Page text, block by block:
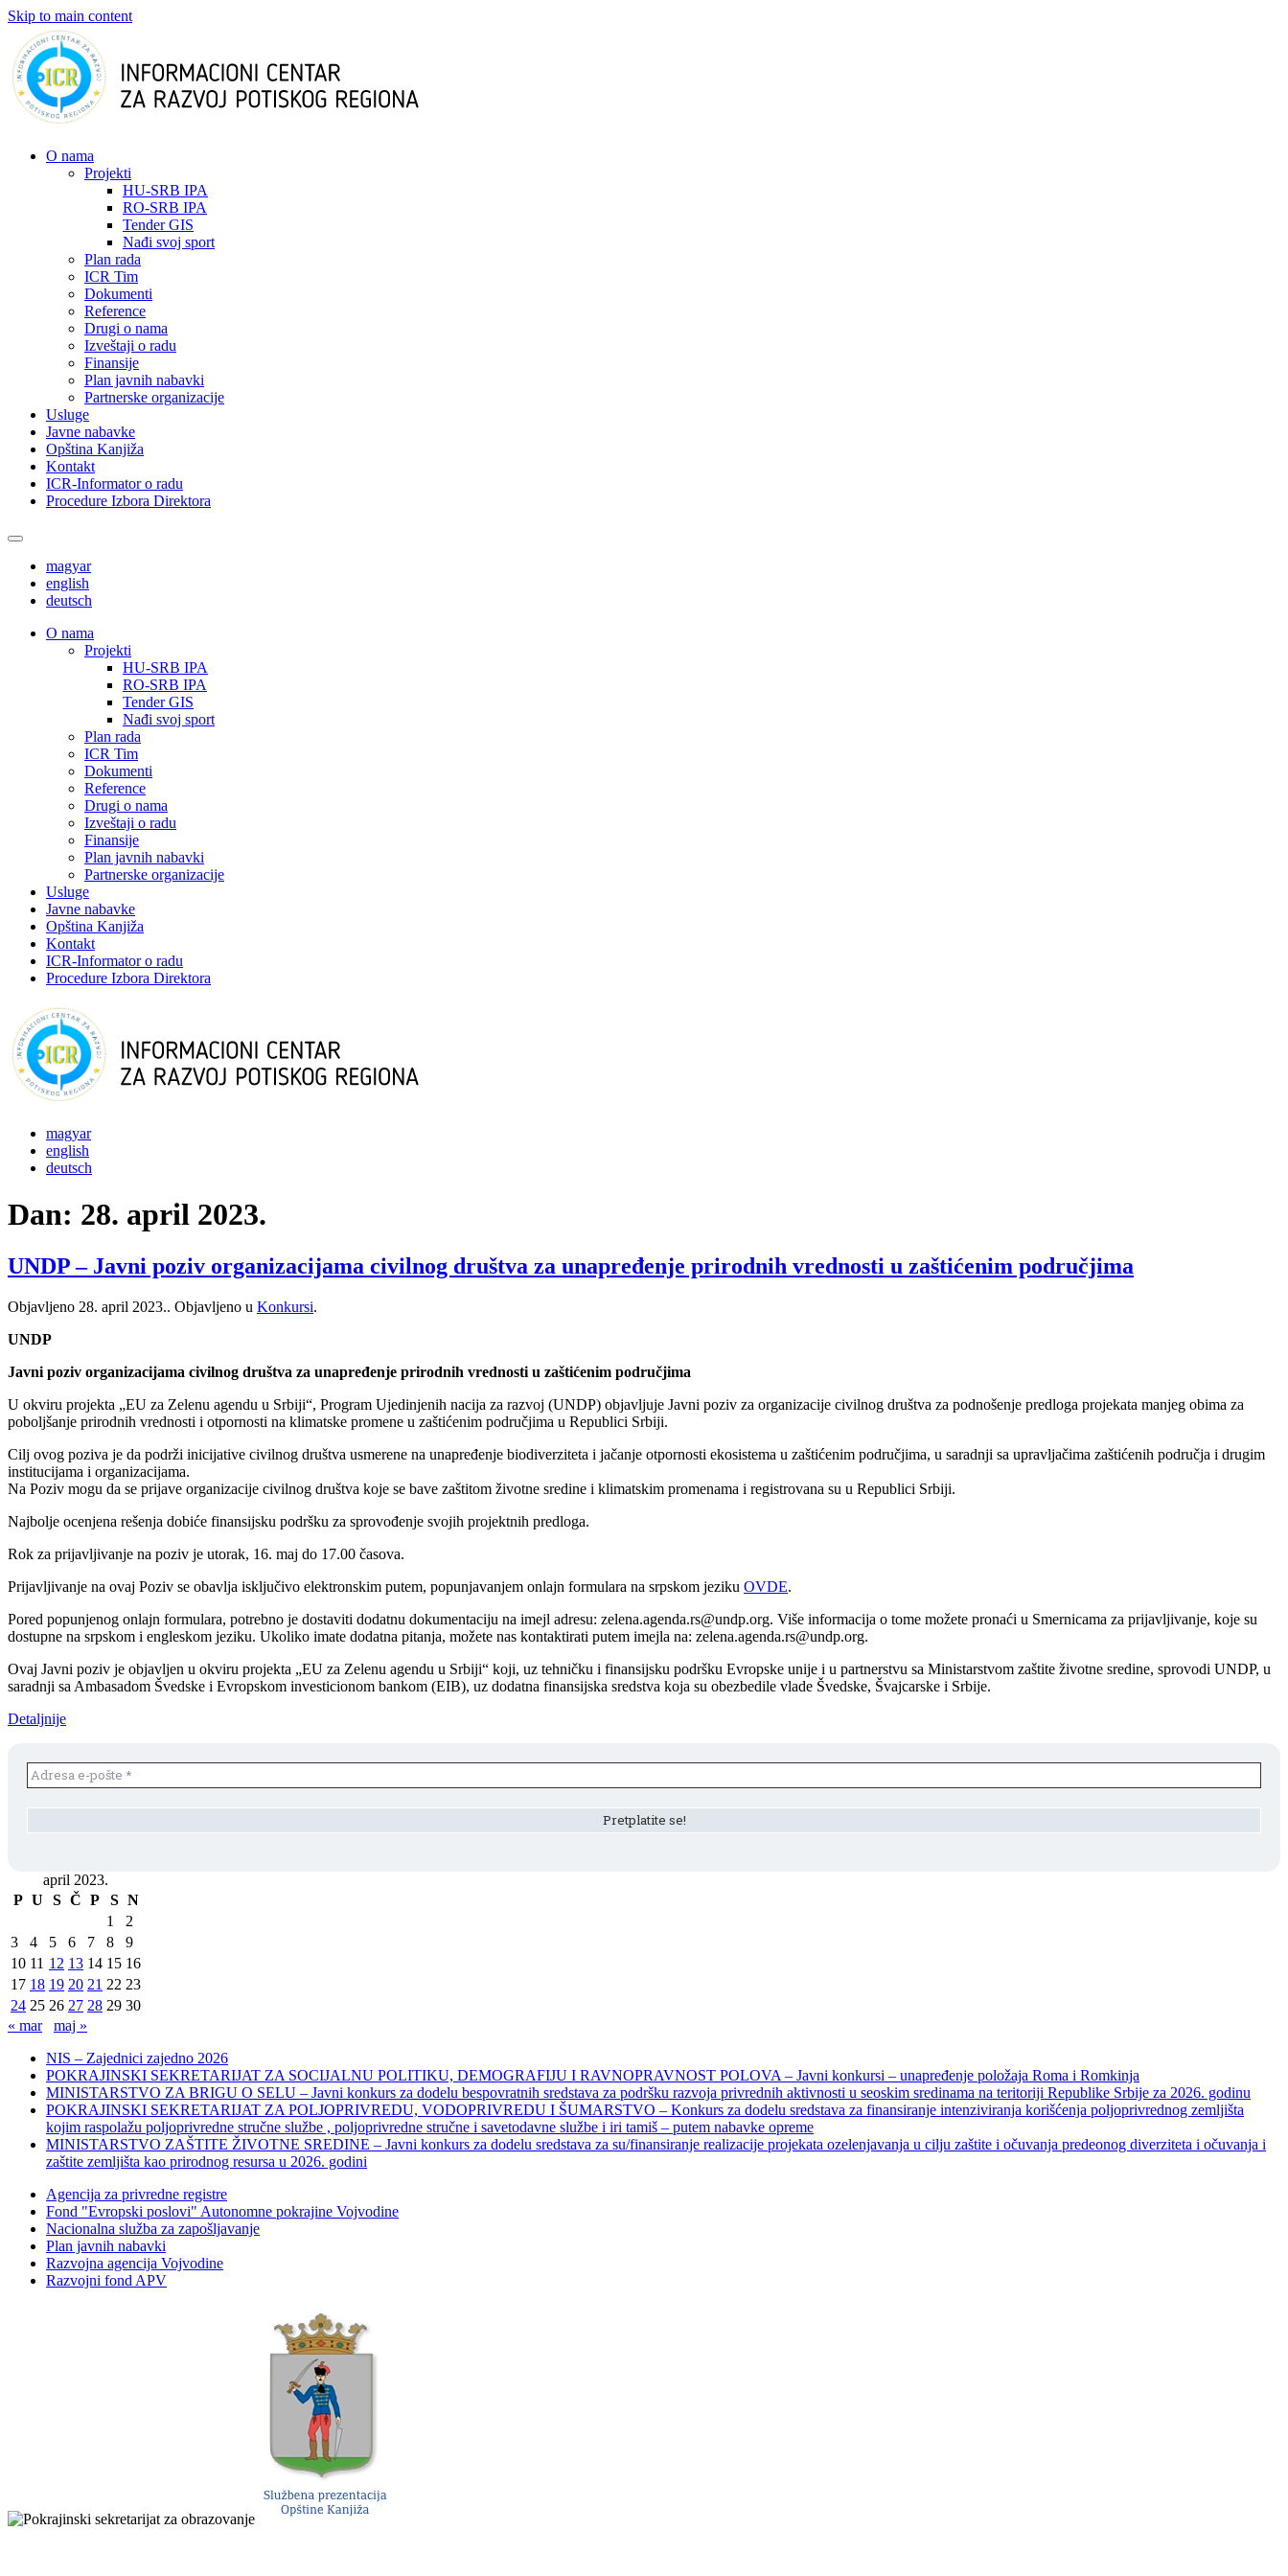
Skip to main content
О nama
Projekti
HU-SRB IPA
RO-SRB IPA
Tender GIS
Nađi svoj sport
Plan rada
ICR Tim
Dokumenti
Reference
Drugi o nama
Izveštaji o radu
Finansije
Plan javnih nabavki
Partnerske organizacije
Usluge
Javne nabavke
Opština Kanjiža
Kontakt
ICR-Informator o radu
Procedure Izbora Direktora
magyar
english
deutsch
О nama
Projekti
HU-SRB IPA
RO-SRB IPA
Tender GIS
Nađi svoj sport
Plan rada
ICR Tim
Dokumenti
Reference
Drugi o nama
Izveštaji o radu
Finansije
Plan javnih nabavki
Partnerske organizacije
Usluge
Javne nabavke
Opština Kanjiža
Kontakt
ICR-Informator o radu
Procedure Izbora Direktora
magyar
english
deutsch
Dan: 28. april 2023.
UNDP – Javni poziv organizacijama civilnog društva za unapređenje prirodnih vrednosti u zaštićenim područjima
Objavljeno 28. april 2023.. Objavljeno u Konkursi.
UNDP
Javni poziv organizacijama civilnog društva za unapređenje prirodnih vrednosti u zaštićenim područjima
U okviru projekta „EU za Zelenu agendu u Srbiji“, Program Ujedinjenih nacija za razvoj (UNDP) objavljuje Јavni poziv za organizacije civilnog društva za podnošenje predloga projekata manjeg obima za
poboljšanje prirodnih vrednosti i otpornosti na klimatske promene u zaštićenim područjima u Republici Srbiji.
Cilj ovog poziva je da podrži inicijative civilnog društva usmerene na unapređenje biodiverziteta i jačanje otpornosti ekosistema u zaštićenim područjima, u saradnji sa upravljačima zaštićenih područja i drugim
institucijama i organizacijama.
Na Poziv mogu da se prijave organizacije civilnog društva koje se bave zaštitom životne sredine i klimatskim promenama i registrovana su u Republici Srbiji.
Najbolje ocenjena rešenja dobiće finansijsku podršku za sprovođenje svojih projektnih predloga.
Rok za prijavljivanje na poziv je utorak, 16. maj do 17.00 časova.
Prijavljivanje na ovaj Poziv se obavlja isključivo elektronskim putem, popunjavanjem onlajn formulara na srpskom jeziku OVDE.
Pored popunjenog onlajn formulara, potrebno je dostaviti dodatnu dokumentaciju na imejl adresu: zelena.agenda.rs@undp.org. Više informacija o tome možete pronaći u Smernicama za prijavljivanje, koje su
dostupne na srpskom i engleskom jeziku. Ukoliko imate dodatna pitanja, možete nas kontaktirati putem imejla na: zelena.agenda.rs@undp.org.
Ovaj Javni poziv je objavljen u okviru projekta „EU za Zelenu agendu u Srbiji“ koji, uz tehničku i finansijsku podršku Evropske unije i u partnerstvu sa Ministarstvom zaštite životne sredine, sprovodi UNDP, u
saradnji sa Ambasadom Švedske i Evropskom investicionom bankom (EIB), uz dodatna finansijska sredstva koja su obezbedile vlade Švedske, Švajcarske i Srbije.
Detaljnije
april 2023.
P U S Č P S N
1
2
3
4 5 6 7 8
9
10 11 12 13 14 15 16
17 18 19 20 21 22 23
24 25 26 27 28 29 30
« mar
maj »
NIS – Zajednici zajedno 2026
POKRAJINSKI SEKRETARIJAT ZA SOCIJALNU POLITIKU, DEMOGRAFIJU I RAVNOPRAVNOST POLOVA – Javni konkursi – unapređenje položaja Roma i Romkinja
MINISTARSTVO ZA BRIGU O SELU – Javni konkurs za dodelu bespovratnih sredstava za podršku razvoja privrednih aktivnosti u seoskim sredinama na teritoriji Republike Srbije za 2026. godinu
POKRAJINSKI SEKRETARIJAT ZA POLJOPRIVREDU, VODOPRIVREDU I ŠUMARSTVO – Konkurs za dodelu sredstava za finansiranje intenziviranja korišćenja poljoprivrednog zemljišta
kojim raspolažu poljoprivredne stručne službe , poljoprivredne stručne i savetodavne službe i iri tamiš ‒ putem nabavke opreme
MINISTARSTVO ZAŠTITE ŽIVOTNE SREDINE – Javni konkurs za dodelu sredstava za su/finansiranje realizacije projekata ozelenjavanja u cilju zaštite i očuvanja predeonog diverziteta i očuvanja i
zaštite zemljišta kao prirodnog resursa u 2026. godini
Agencija za privredne registre
Fond "Evropski poslovi" Autonomne pokrajine Vojvodine
Nacionalna služba za zapošljavanje
Plan javnih nabavki
Razvojna agencija Vojvodine
Razvojni fond APV